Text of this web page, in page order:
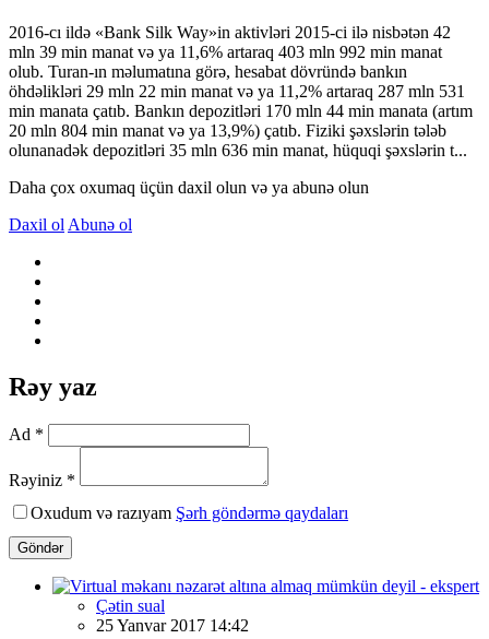
2016-cı ildə «Bank Silk Way»in aktivləri 2015-ci ilə nisbətən 42
mln 39 min manat və ya 11,6% artaraq 403 mln 992 min manat
olub. Turan-ın məlumatına görə, hesabat dövründə bankın
öhdəlikləri 29 mln 22 min manat və ya 11,2% artaraq 287 mln 531
min manata çatıb. Bankın depozitləri 170 mln 44 min manata (artım
20 mln 804 min manat və ya 13,9%) çatıb. Fiziki şəxslərin tələb
olunanadək depozitləri 35 mln 636 min manat, hüquqi şəxslərin t...
Daha çox oxumaq üçün daxil olun və ya abunə olun
Daxil ol Abunə ol
Rəy yaz
Ad *
Rəyiniz *
Oxudum və razıyam Şərh göndərmə qaydaları
Göndər
Çətin sual
25 Yanvar 2017 14:42